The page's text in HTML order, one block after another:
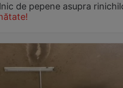
de pepene asupra